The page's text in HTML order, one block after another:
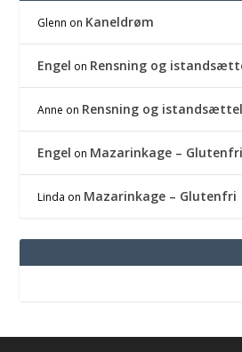
Glenn on Kaneldrøm
Engel on Rensning og
Anne on Rensning og
Engel on Mazarinkage – Glutenfri
Linda on Mazarinkage – Glutenfri